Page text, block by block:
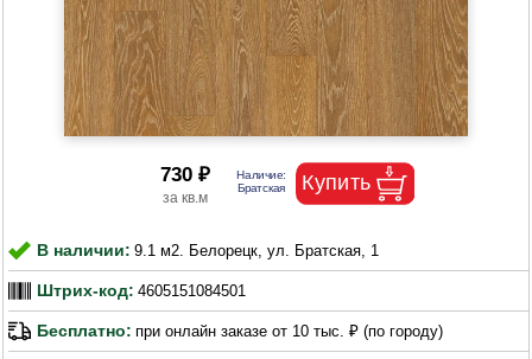
730 ₽
В наличии: 9.1 м2. Белорецк, ул. Братская, 1
Штрих-код: 4605151084501
Бесплатно: при онлайн заказе от 10 тыс. ₽ (по городу)